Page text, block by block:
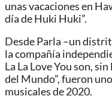
unas vacaciones en
día de Huki Huki”.
Desde Parla –un
la compañía
La La Love You son,
del Mundo”, fueron
musicales de 2020.